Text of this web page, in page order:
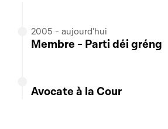
09/06/2026 - aujourd'hui
Membre - Commission
2005 - aujourd'hui
Membre - Parti déi gréng
Avocate à la Cour